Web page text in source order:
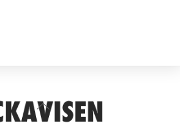
Back
To